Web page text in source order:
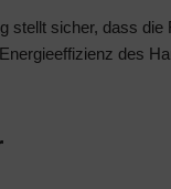
stellt sicher, dass die
des